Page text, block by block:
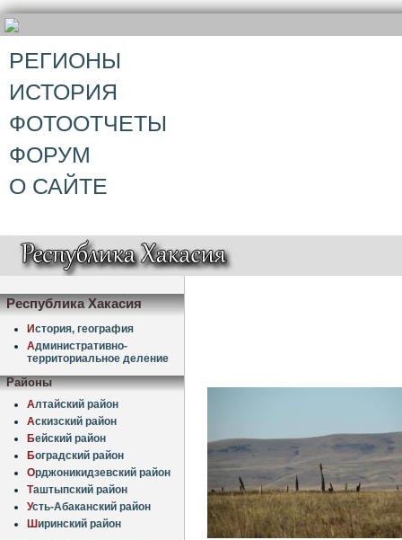
РЕГИОНЫ
ИСТОРИЯ
ФОТООТЧЕТЫ
ФОРУМ
О САЙТЕ
Республика Хакасия
История, география
Административно-
территориальное деление
Районы
Алтайский район
Аскизский район
Бейский район
Боградский район
Орджоникидзевский район
Таштыпский район
Усть-Абаканский район
Ширинский район